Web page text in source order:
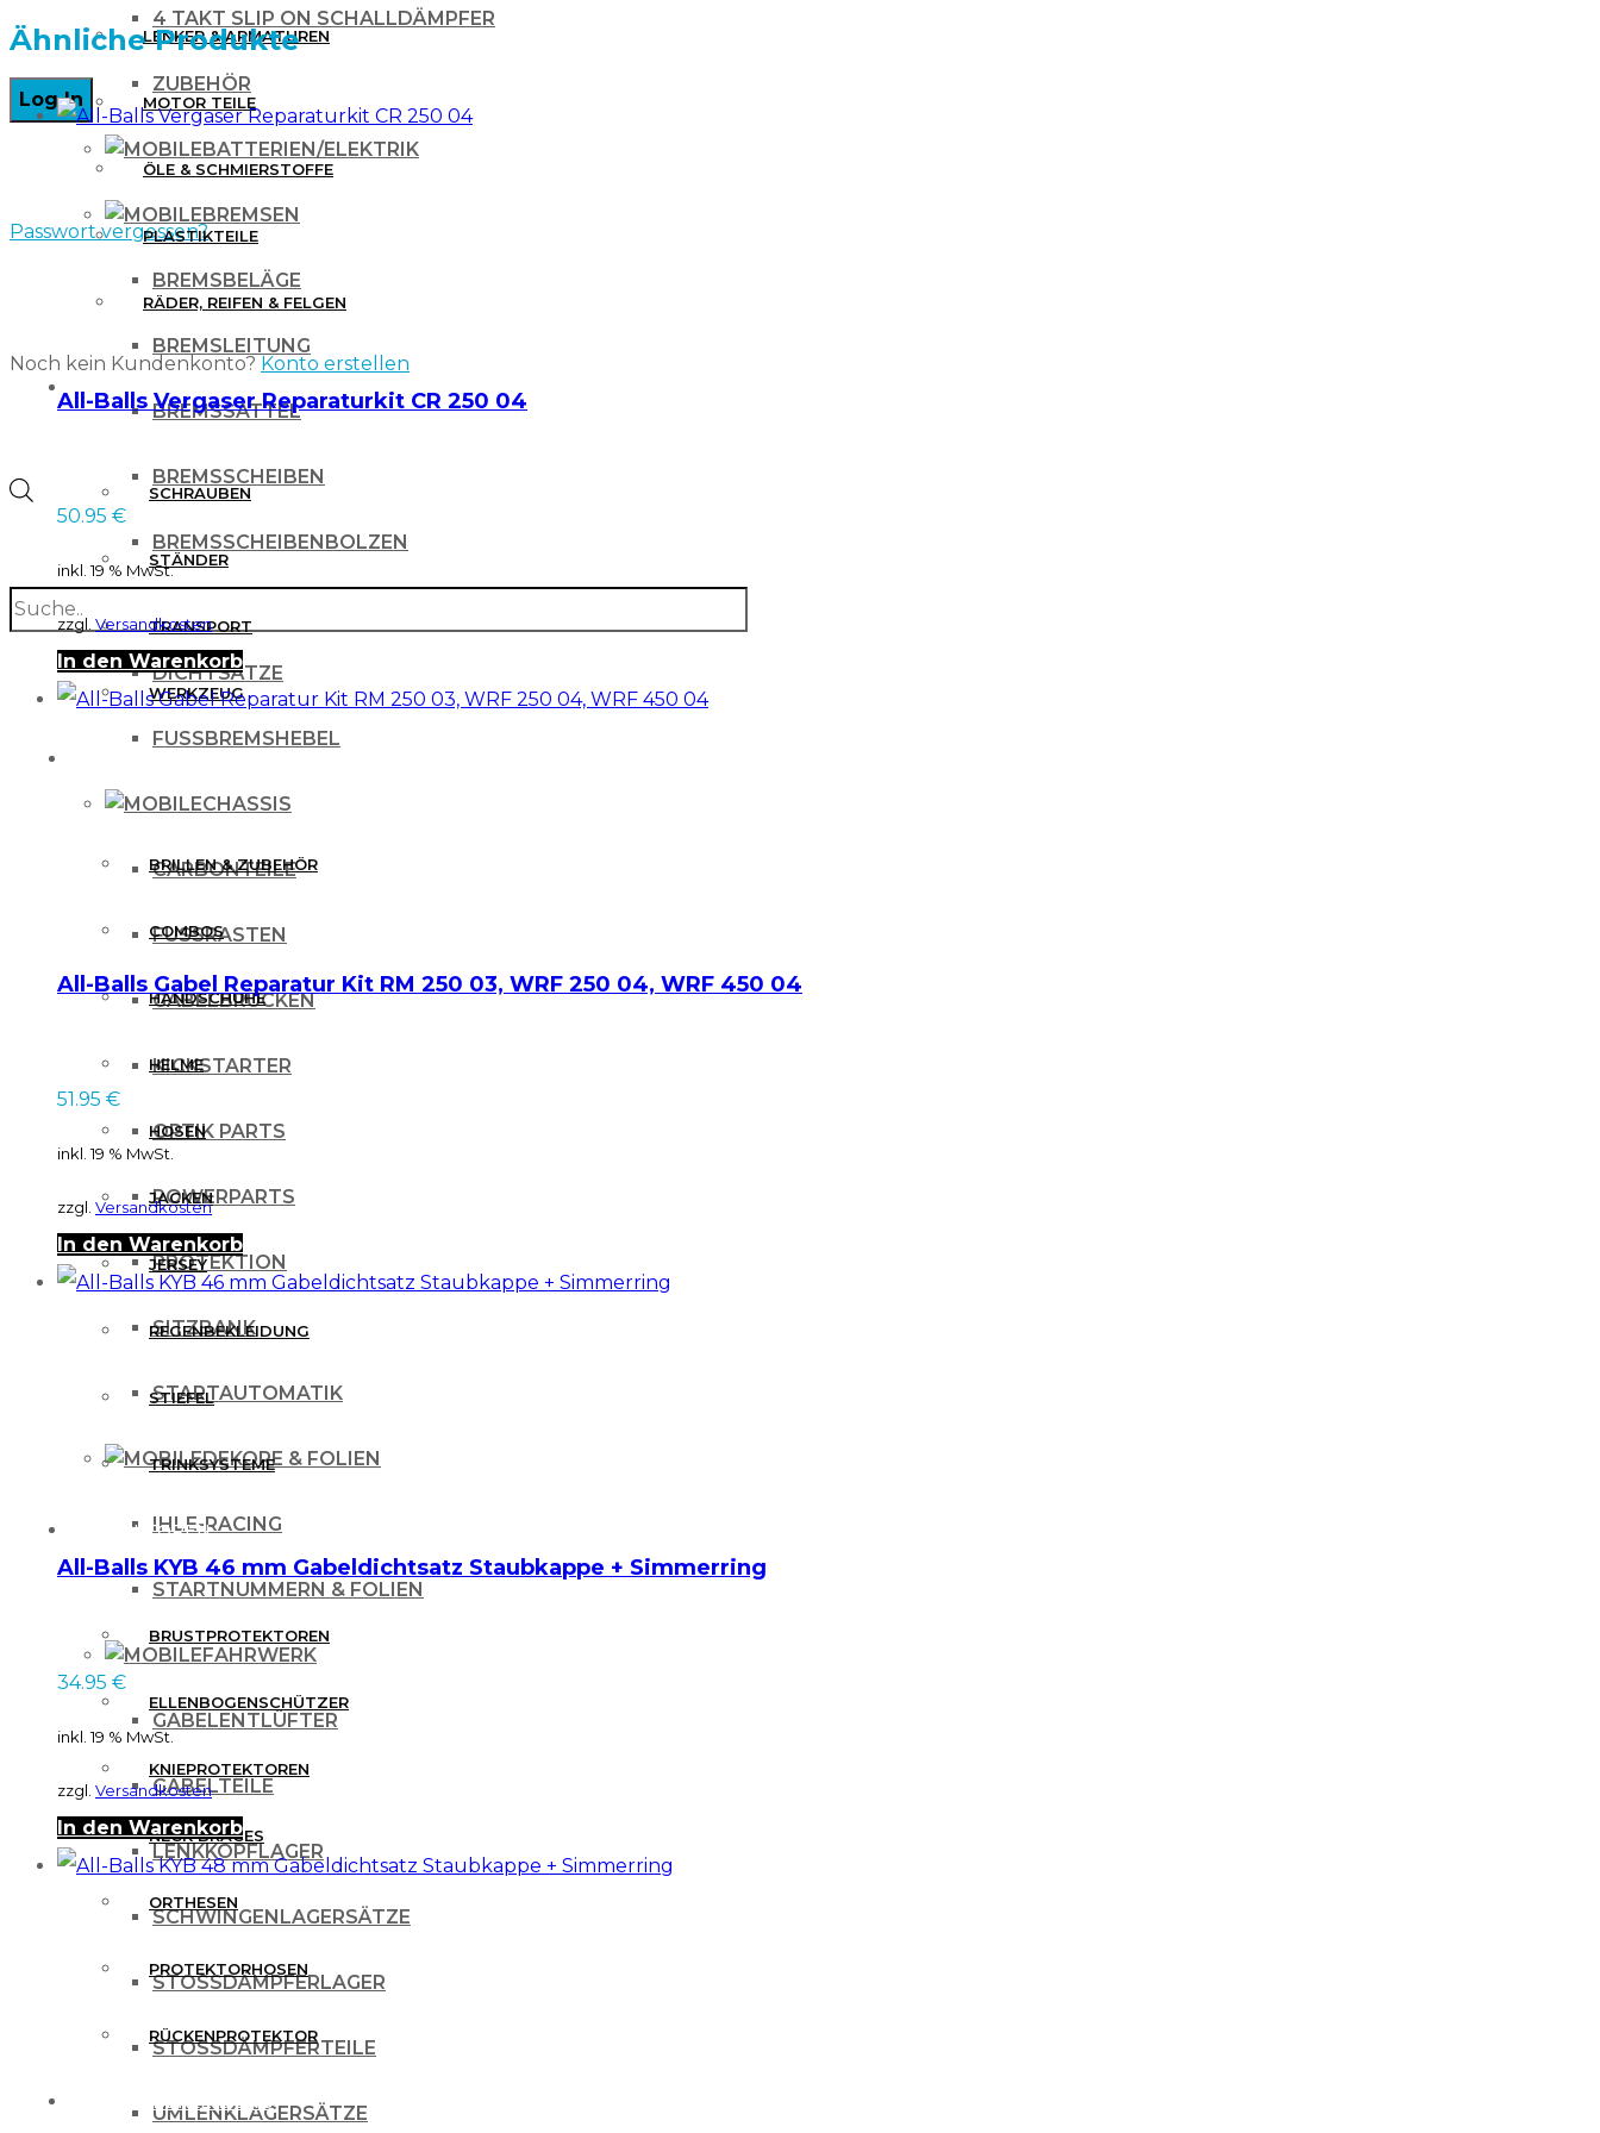
4 TAKT SLIP ON SCHALLDÄMPFER
ZUBEHÖR
BATTERIEN/ELEKTRIK
BREMSEN
BREMSBELÄGE
BREMSLEITUNG
BREMSSATTEL
BREMSSCHEIBEN
BREMSSCHEIBENBOLZEN
DICHTSÄTZE
FUSSBREMSHEBEL
CHASSIS
CARBONTEILE
FUSSRASTEN
GABELBRÜCKEN
KICKSTARTER
OPTIK PARTS
POWERPARTS
PROTEKTION
SITZBANK
STARTAUTOMATIK
DEKORE & FOLIEN
IHLE-RACING
STARTNUMMERN & FOLIEN
FAHRWERK
GABELENTLÜFTER
GABELTEILE
LENKKOPFLAGER
SCHWINGENLAGERSÄTZE
STOSSDÄMPFERLAGER
STOSSDÄMPFERTEILE
UMLENKLAGERSÄTZE
Passwort vergessen?
Noch kein Kundenkonto? Konto erstellen
Products
search
LENKER & ARMATUREN
MOTOR TEILE
ÖLE & SCHMIERSTOFFE
PLASTIKTEILE
RÄDER, REIFEN & FELGEN
WERKZEUG & ZUBEHÖR
SCHRAUBEN
STÄNDER
TRANSPORT
WERKZEUG
BRILLEN & ZUBEHÖR
COMBOS
HANDSCHUHE
HELME
HOSEN
JACKEN
JERSEY
REGENBEKLEIDUNG
STIEFEL
TRINKSYSTEME
PROTEKTOREN
BRUSTPROTEKTOREN
ELLENBOGENSCHÜTZER
KNIEPROTEKTOREN
NECK BRACES
ORTHESEN
PROTEKTORHOSEN
RÜCKENPROTEKTOR
FREIZEITBEKLEIDUNG
RM
06-,
mit
Ähnliche Produkte
All-Balls Vergaser Reparaturkit CR 250 04
50.95 €
inkl. 19 % MwSt.
zzgl. Versandkosten
In den Warenkorb
All-Balls Gabel Reparatur Kit RM 250 03, WRF 250 04, WRF 450 04
51.95 €
inkl. 19 % MwSt.
zzgl. Versandkosten
In den Warenkorb
All-Balls KYB 46 mm Gabeldichtsatz Staubkappe + Simmerring
34.95 €
inkl. 19 % MwSt.
zzgl. Versandkosten
In den Warenkorb